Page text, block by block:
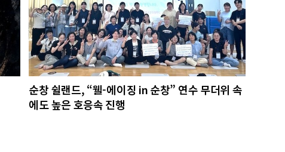
순창 쉴랜드, “웰-에이징 in 순창” 연수 무더위 속
에도 높은 호응속 진행